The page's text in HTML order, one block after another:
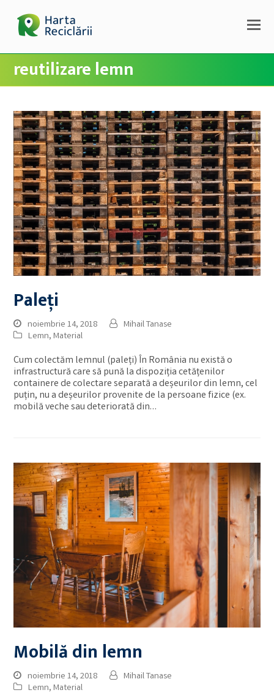
reutilizare lemn
Paleți
noiembrie 14, 2018
Mihail Tanase
Lemn,Material
Cum colectăm lemnul (paleți) În România nu există o
infrastructură care să pună la dispoziția cetățenilor
containere de colectare separată a deșeurilor din lemn, cel
puțin, nu a deșeurilor provenite de la persoane fizice (ex.
mobilă veche sau deteriorată din…
Mobilă din lemn
noiembrie 14, 2018
Mihail Tanase
Lemn,Material